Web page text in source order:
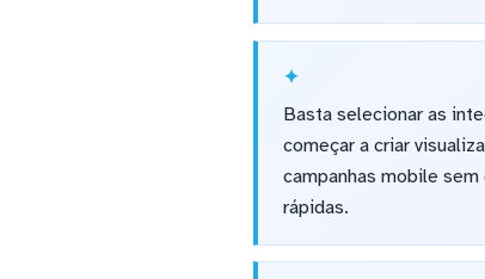
Basta selecionar as
começar a criar
campanhas mobile
rápidas.